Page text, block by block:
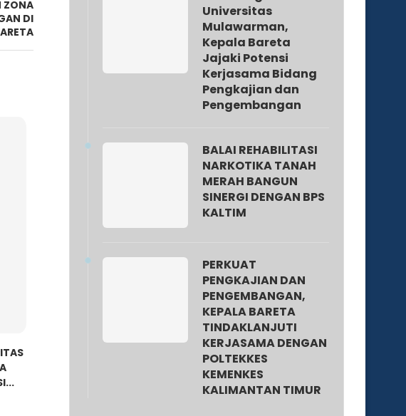
ZONA
DI
Universitas
Mulawarman,
Kepala Bareta
Jajaki Potensi
Kerjasama Bidang
Pengkajian dan
Pengembangan
BALAI REHABILITASI
NARKOTIKA TANAH
MERAH BANGUN
SINERGI DENGAN BPS
KALTIM
PERKUAT
PENGKAJIAN DAN
PENGEMBANGAN,
KEPALA BARETA
TINDAKLANJUTI
KERJASAMA DENGAN
POLTEKKES
KEMENKES
KALIMANTAN TIMUR